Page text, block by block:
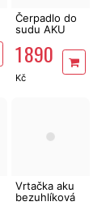
Čerpadlo do
sudu AKU
18 RB Li-Solo
X-change
1 890
Kč
Vrtačka aku
bezuhlíková